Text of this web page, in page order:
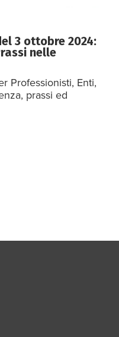
3 ottobre 2024:
nelle
Professionisti, Enti,
prassi ed